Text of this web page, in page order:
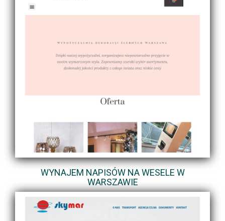
WYNAJEM NAPISÓW NA WESELE W
WARSZAWIE